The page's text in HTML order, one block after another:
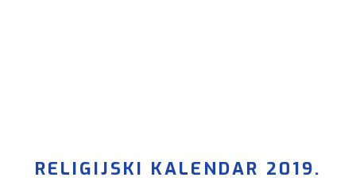
RELIGIJSKI KALENDAR 2019.